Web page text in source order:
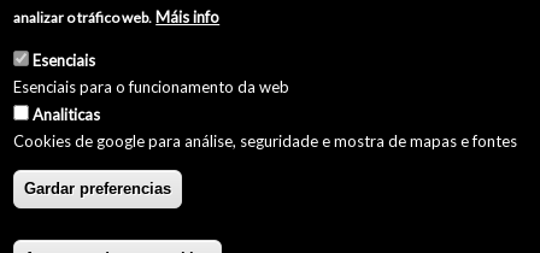
Catálogo de trámites
Punto de información catastral
Punto Limpo
© Concello de Burela 2026 //
analizar o tráfico web. Máis info
Esenciais
Esenciais para o funcionamento da web
Analiticas
Cookies de google para análise, seguridade e mostra de mapas e fontes
Gardar preferencias